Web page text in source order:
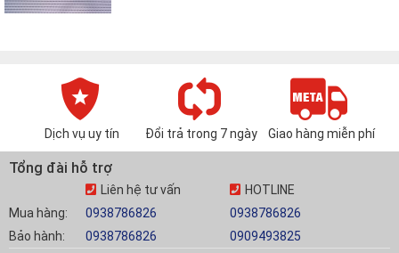
Dịch vụ uy tín Đổi trả trong 7 ngày Giao hàng miễn phí
Tổng đài hỗ trợ
Mua hàng:
Bảo hành:
Liên hệ tư vấn
0938786826
0938786826
HOTLINE
0938786826
0909493825